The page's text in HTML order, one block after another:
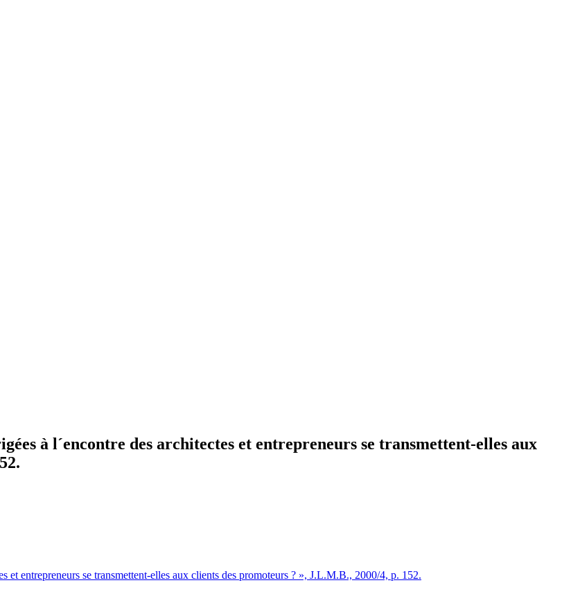
à l´encontre des architectes et entrepreneurs se transmettent-elles aux
et entrepreneurs se transmettent-elles aux clients des promoteurs ? », J.L.M.B., 2000/4, p. 152.